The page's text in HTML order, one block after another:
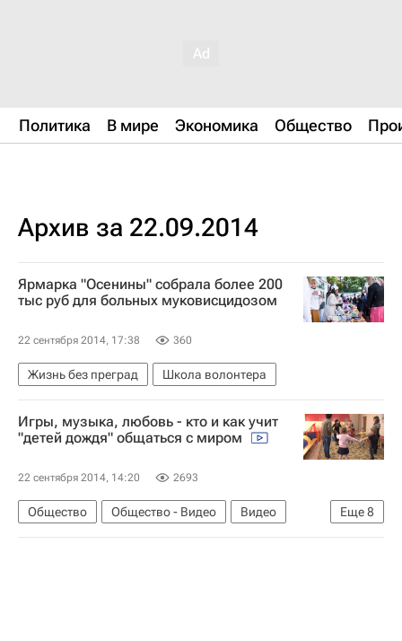
Политика В мире Экономика Общество
Архив за 22.09.2014
Ярмарка "Осенины" собрала более 200
тыс руб для больных муковисцидозом
22 сентября 2014, 17:38 360
Жизнь без преград Школа волонтера
Игры, музыка, любовь - кто и как учит
"детей дождя" общаться с миром
22 сентября 2014, 14:20 2693
Еще8
Общество Общество - Видео
Видео
Тульская область
Эфир